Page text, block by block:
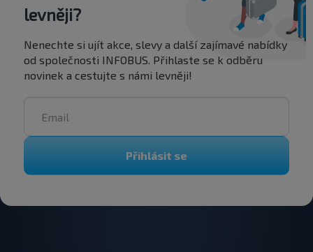
levněji?
Nenechte si ujít akce, slevy a další zajímavé nabídky
od společnosti INFOBUS. Přihlaste se k odběru
novinek a cestujte s námi levněji!
Přihlásit se